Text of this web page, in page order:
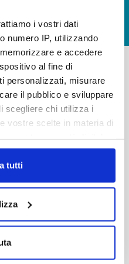
i vostri dati
numero IP, utilizzando
e accedere
al fine di
personalizzati, misurare
il pubblico e sviluppare
scegliere chi utilizza i
vostre scelte in materia di
scelte. È possibile
consenso in qualsiasi
cookie o facendo clic
anche:
sulla tua posizione
tutti
LAVORA CON NOI
-
FAQ
PRIVACY POLICY
COOKIE
WHISTLEBLOWING
CREDITS